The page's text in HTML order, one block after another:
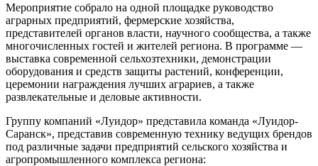
Мероприятие собрало на одной площадке руководство
аграрных предприятий, фермерские хозяйства,
представителей органов власти, научного сообщества, а также
многочисленных гостей и жителей региона. В программе —
выставка современной сельхозтехники, демонстрации
оборудования и средств защиты растений, конференции,
церемонии награждения лучших аграриев, а также
развлекательные и деловые активности.
Группу компаний «Луидор» представила команда «Луидор-
Саранск», представив современную технику ведущих брендов
под различные задачи предприятий сельского хозяйства и
агропромышленного комплекса региона: